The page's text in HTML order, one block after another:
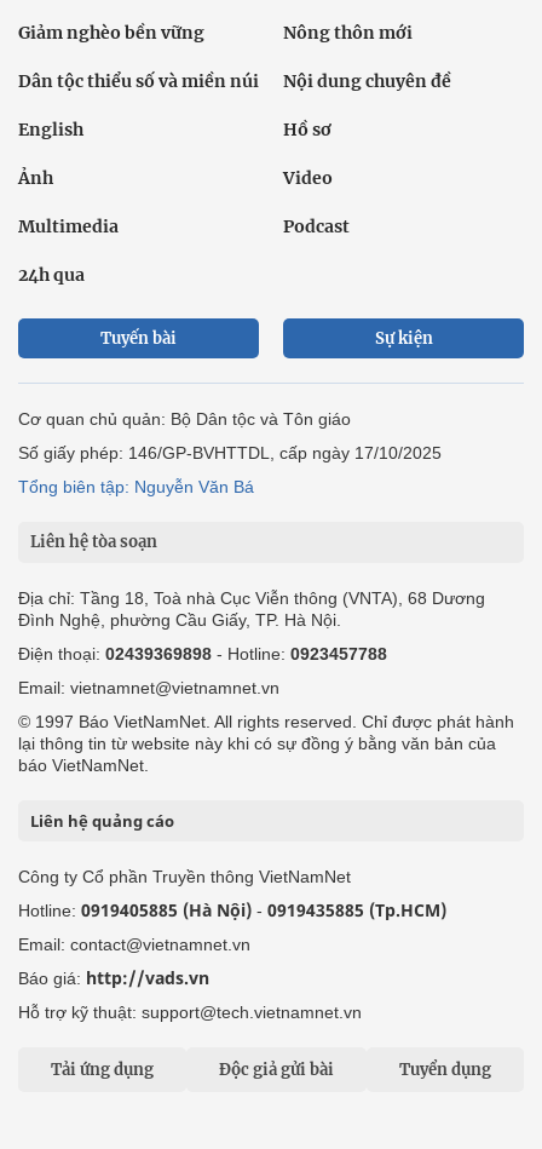
Giảm nghèo bền vững Nông thôn mới
Dân tộc thiểu số và miền núi Nội dung chuyên đề
English Hồ sơ
Ảnh Video
Multimedia Podcast
24h qua
Tuyến bài Sự kiện
Cơ quan chủ quản: Bộ Dân tộc và Tôn giáo
Số giấy phép: 146/GP-BVHTTDL, cấp ngày 17/10/2025
Tổng biên tập: Nguyễn Văn Bá
Liên hệ tòa soạn
Địa chỉ: Tầng 18, Toà nhà Cục Viễn thông (VNTA), 68 Dương
Đình Nghệ, phường Cầu Giấy, TP. Hà Nội.
Điện thoại: 02439369898 - Hotline: 0923457788
Email: vietnamnet@vietnamnet.vn
© 1997 Báo VietNamNet. All rights reserved. Chỉ được phát hành
lại thông tin từ website này khi có sự đồng ý bằng văn bản của
báo VietNamNet.
Liên hệ quảng cáo
Công ty Cổ phần Truyền thông VietNamNet
Hotline: 0919405885 (Hà Nội) - 0919435885 (Tp.HCM)
Email: contact@vietnamnet.vn
Báo giá: http://vads.vn
Hỗ trợ kỹ thuật: support@tech.vietnamnet.vn
Tải ứng dụng Độc giả gửi bài Tuyển dụng